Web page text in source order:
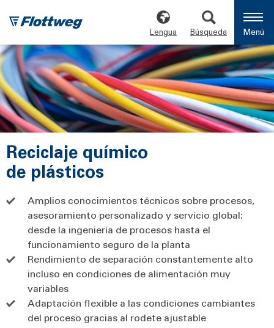
Lengua Búsqueda Menú
Reciclaje químico
de plásticos
Amplios conocimientos técnicos sobre procesos,
asesoramiento personalizado y servicio global:
desde la ingeniería de procesos hasta el
funcionamiento seguro de la planta
Rendimiento de separación constantemente alto
incluso en condiciones de alimentación muy
variables
Adaptación flexible a las condiciones cambiantes
del proceso gracias al rodete ajustable